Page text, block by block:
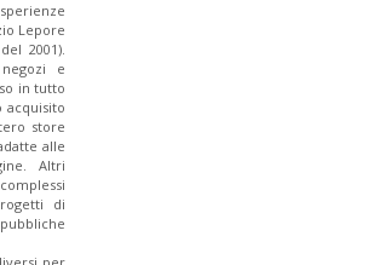
Lepore
2001).
e
in tutto
acquisito
store
alle
Altri
di